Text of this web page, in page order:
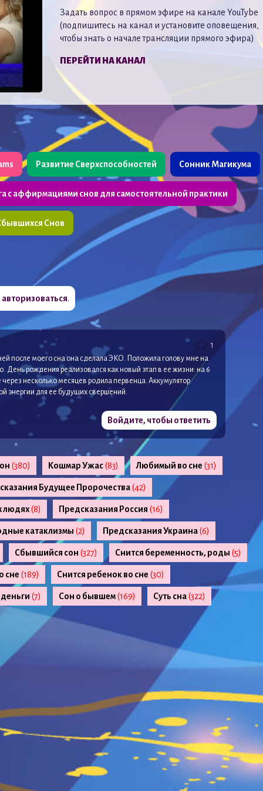
Задать вопрос в прямом эфире на канале YouTybe
(подпишитесь на канал и установите оповещения,
чтобы знать о начале трансляции прямого эфира)
ПЕРЕЙТИ НА КАНАЛ
Развитие Сверхспособностей Сонник Магикума
с аффирмациями снов для самостоятельной практики
Снов
авторизоваться.
1
после моего сна она сделала ЭКО. Положила голову мне на
День рождения реализовался как новый этап в ее жизни: на 6
несколько месяцев родила первенца. Аккумулятор
энергии для ее будущих свершений.
Войдите, чтобы ответить
(380) Кошмар Ужас(83) Любимый во сне (31)
Будущее Пророчества(42)
людях(8) Предсказания Россия (16)
катаклизмы (2) Предсказания Украина(6)
Сбывшийся сон (327) Снится беременность, роды (5)
сне (189) Снится ребенок во сне (30)
(7) Сон о бывшем(169) Суть сна(322)